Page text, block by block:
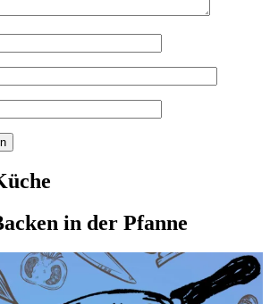
in der Pfanne